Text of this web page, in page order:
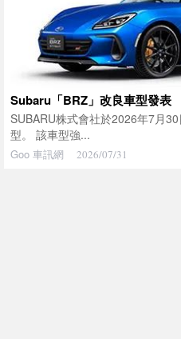
SUBARU株式會社於2026年7月
型。 該車型強...
Goo 車訊網 2026/07/31